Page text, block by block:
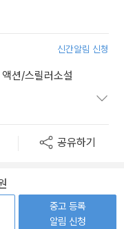
신간알림 신청
션/스릴러소설
공유하기
중고 등록
알림 신청